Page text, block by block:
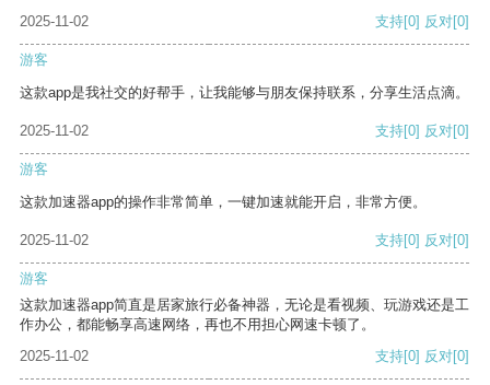
2025-11-02
支持[0] 反对[0]
游客
这款app是我社交的好帮手，让我能够与朋友保持联系，分享生活点滴。
2025-11-02 支持[0] 反对[0]
游客
这款加速器app的操作非常简单，一键加速就能开启，非常方便。
2025-11-02 支持[0] 反对[0]
游客
这款加速器app简直是居家旅行必备神器，无论是看视频、玩游戏还是工
作办公，都能畅享高速网络，再也不用担心网速卡顿了。
2025-11-02
支持[0] 反对[0]